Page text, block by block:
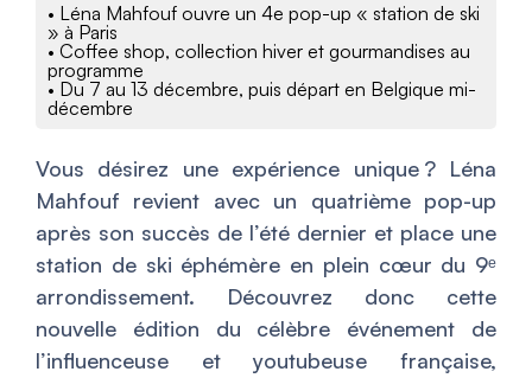
• Léna Mahfouf ouvre un 4e pop-up « station de ski
» à Paris
• Coffee shop, collection hiver et gourmandises au
programme
• Du 7 au 13 décembre, puis départ en Belgique mi-
décembre
Vous désirez une expérience unique ? Léna
Mahfouf revient avec un quatrième pop-up
après son succès de l’été dernier et place une
station de ski éphémère en plein cœur du 9ᵉ
arrondissement. Découvrez donc cette
nouvelle édition du célèbre événement de
l’influenceuse et youtubeuse française,